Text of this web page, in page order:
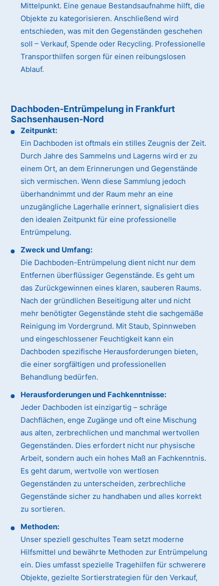
Mittelpunkt. Eine genaue Bestandsaufnahme hilft, die
Objekte zu kategorisieren. Anschließend wird
entschieden, was mit den Gegenständen geschehen
soll – Verkauf, Spende oder Recycling. Professionelle
Transporthilfen sorgen für einen reibungslosen
Ablauf.
Dachboden-Entrümpelung in Frankfurt
Sachsenhausen-Nord
Zeitpunkt:
Ein Dachboden ist oftmals ein stilles Zeugnis der Zeit.
Durch Jahre des Sammelns und Lagerns wird er zu
einem Ort, an dem Erinnerungen und Gegenstände
sich vermischen. Wenn diese Sammlung jedoch
überhandnimmt und der Raum mehr an eine
unzugängliche Lagerhalle erinnert, signalisiert dies
den idealen Zeitpunkt für eine professionelle
Entrümpelung.
Zweck und Umfang:
Die Dachboden-Entrümpelung dient nicht nur dem
Entfernen überflüssiger Gegenstände. Es geht um
das Zurückgewinnen eines klaren, sauberen Raums.
Nach der gründlichen Beseitigung alter und nicht
mehr benötigter Gegenstände steht die sachgemäße
Reinigung im Vordergrund. Mit Staub, Spinnweben
und eingeschlossener Feuchtigkeit kann ein
Dachboden spezifische Herausforderungen bieten,
die einer sorgfältigen und professionellen
Behandlung bedürfen.
Herausforderungen und Fachkenntnisse:
Jeder Dachboden ist einzigartig – schräge
Dachflächen, enge Zugänge und oft eine Mischung
aus alten, zerbrechlichen und manchmal wertvollen
Gegenständen. Dies erfordert nicht nur physische
Arbeit, sondern auch ein hohes Maß an Fachkenntnis.
Es geht darum, wertvolle von wertlosen
Gegenständen zu unterscheiden, zerbrechliche
Gegenstände sicher zu handhaben und alles korrekt
zu sortieren.
Methoden:
Unser speziell geschultes Team setzt moderne
Hilfsmittel und bewährte Methoden zur Entrümpelung
ein. Dies umfasst spezielle Tragehilfen für schwerere
Objekte, gezielte Sortierstrategien für den Verkauf,